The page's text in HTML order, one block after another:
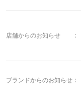
店舗からのお知らせ :
ブランドからのお知らせ :